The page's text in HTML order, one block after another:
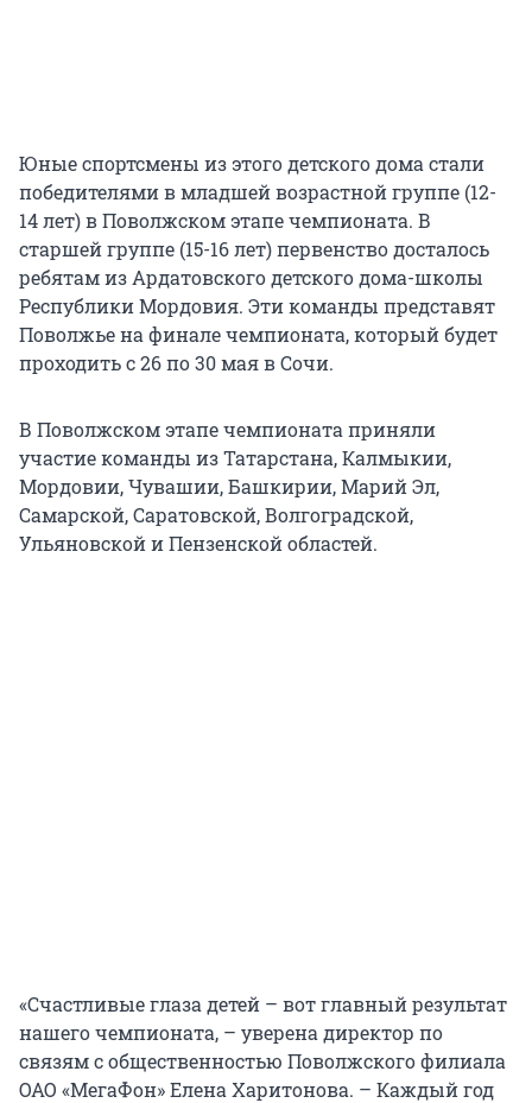
Юные спортсмены из этого детского дома стали
победителями в младшей возрастной группе (12-
14 лет) в Поволжском этапе чемпионата. В
старшей группе (15-16 лет) первенство досталось
ребятам из Ардатовского детского дома-школы
Республики Мордовия. Эти команды представят
Поволжье на финале чемпионата, который будет
проходить с 26 по 30 мая в Сочи.
В Поволжском этапе чемпионата приняли
участие команды из Татарстана, Калмыкии,
Мордовии, Чувашии, Башкирии, Марий Эл,
Самарской, Саратовской, Волгоградской,
Ульяновской и Пензенской областей.
«Счастливые глаза детей – вот главный результат
нашего чемпионата, – уверена директор по
связям с общественностью Поволжского филиала
ОАО «МегаФон» Елена Харитонова. – Каждый год